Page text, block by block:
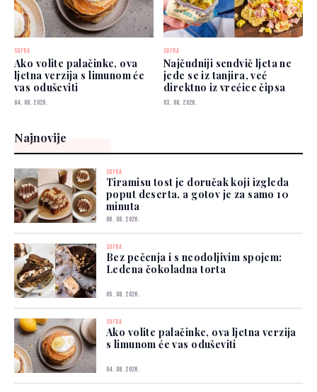
SOFRA
Ako volite palačinke, ova
ljetna verzija s limunom će
vas oduševiti
04. 08. 2026.
SOFRA
Najčudniji sendvič ljeta ne
jede se iz tanjira, već
direktno iz vrećice čipsa
03. 08. 2026.
Najnovije
SOFRA
Tiramisu tost je doručak koji izgleda
poput deserta, a gotov je za samo 10
minuta
06. 08. 2026.
SOFRA
Bez pečenja i s neodoljivim spojem:
Ledena čokoladna torta
05. 08. 2026.
SOFRA
Ako volite palačinke, ova ljetna verzija
s limunom će vas oduševiti
04. 08. 2026.